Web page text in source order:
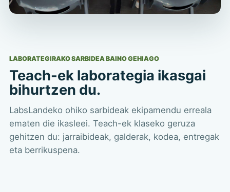
LABORATEGIRAKO SARBIDEA BAINO GEHIAGO
Teach-ek laborategia ikasgai
bihurtzen du.
LabsLandeko ohiko sarbideak ekipamendu erreala
ematen die ikasleei. Teach-ek klaseko geruza
gehitzen du: jarraibideak, galderak, kodea, entregak
eta berrikuspena.